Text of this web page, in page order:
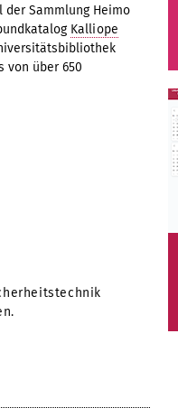
Sammlung Heimo
Kalliope
von über 650